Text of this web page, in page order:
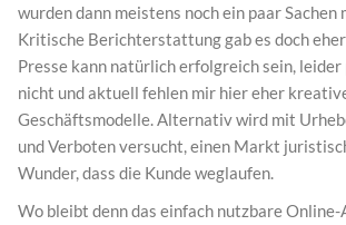
wurden dann meistens noch ein paar
Kritische Berichterstattung gab es doch
Presse kann natürlich erfolgreich sein, leider
nicht und aktuell fehlen mir hier eher
Geschäftsmodelle. Alternativ wird mit
und Verboten versucht, einen Markt
Wunder, dass die Kunde weglaufen.
Wo bleibt denn das einfach nutzbare Online-